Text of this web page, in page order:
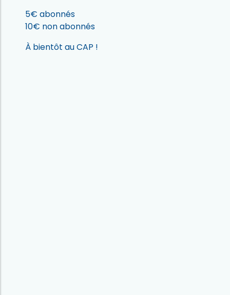
5€ abonnés
10€ non abonnés
À bientôt au CAP !